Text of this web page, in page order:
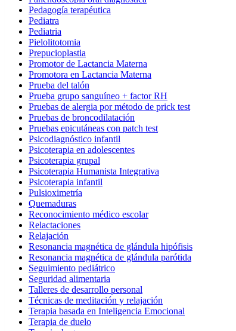
Pedagogía terapéutica
Pediatra
Pediatria
Pielolitotomia
Prepucioplastia
Promotor de Lactancia Materna
Promotora en Lactancia Materna
Prueba del talón
Prueba grupo sanguíneo + factor RH
Pruebas de alergia por método de prick test
Pruebas de broncodilatación
Pruebas epicutáneas con patch test
Psicodiagnóstico infantil
Psicoterapia en adolescentes
Psicoterapia grupal
Psicoterapia Humanista Integrativa
Psicoterapia infantil
Pulsioximetría
Quemaduras
Reconocimiento médico escolar
Relactaciones
Relajación
Resonancia magnética de glándula hipófisis
Resonancia magnética de glándula parótida
Seguimiento pediátrico
Seguridad alimentaria
Talleres de desarrollo personal
Técnicas de meditación y relajación
Terapia basada en Inteligencia Emocional
Terapia de duelo